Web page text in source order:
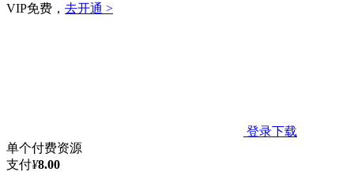
VIP免费， 去开通 >
登录下载
单个付费资源
支付¥8.00